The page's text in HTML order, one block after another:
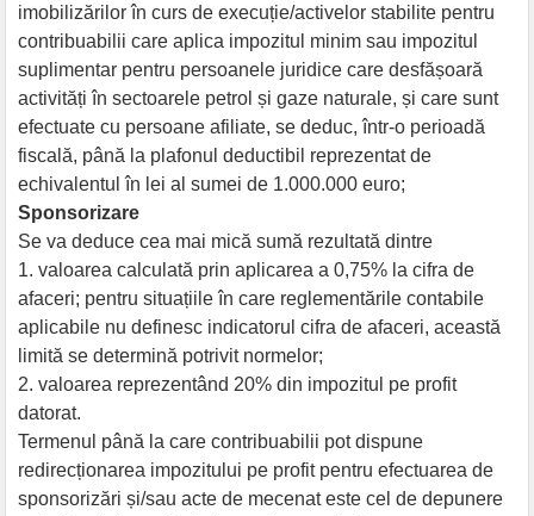
imobilizărilor în curs de execuție/activelor stabilite pentru
contribuabilii care aplica impozitul minim sau impozitul
suplimentar pentru persoanele juridice care desfășoară
activități în sectoarele petrol și gaze naturale, și care sunt
efectuate cu persoane afiliate, se deduc, într-o perioadă
fiscală, până la plafonul deductibil reprezentat de
echivalentul în lei al sumei de 1.000.000 euro;
Sponsorizare
Se va deduce cea mai mică sumă rezultată dintre
1. valoarea calculată prin aplicarea a 0,75% la cifra de
afaceri; pentru situațiile în care reglementările contabile
aplicabile nu definesc indicatorul cifra de afaceri, această
limită se determină potrivit normelor;
2. valoarea reprezentând 20% din impozitul pe profit
datorat.
Termenul până la care contribuabilii pot dispune
redirecționarea impozitului pe profit pentru efectuarea de
sponsorizări și/sau acte de mecenat este cel de depunere